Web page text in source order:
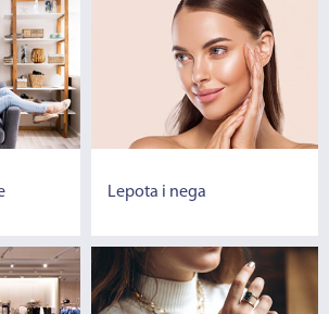
Lepota i nega